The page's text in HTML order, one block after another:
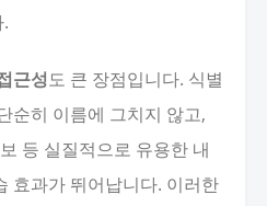
근성도 큰 장점입니다. 식별
순히 이름에 그치지 않고,
등 실질적으로 유용한 내
효과가 뛰어납니다. 이러한